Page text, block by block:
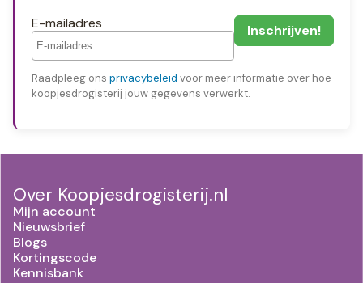
E-mailadres
Raadpleeg ons privacybeleid voor meer informatie over hoe
koopjesdrogisterij jouw gegevens verwerkt.
Over Koopjesdrogisterij.nl
Mijn account
Nieuwsbrief
Blogs
Kortingscode
Kennisbank